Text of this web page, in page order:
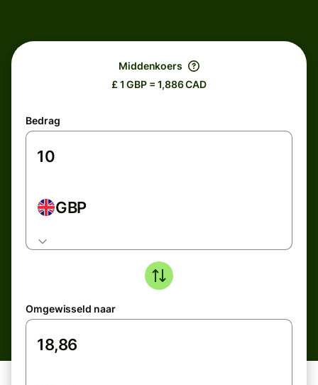
Middenkoers
£ 1 GBP = 1,886 CAD
Bedrag
GBP
Omgewisseld naar